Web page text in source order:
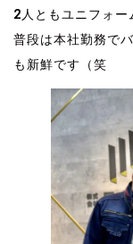
2人ともユニフォー
普段は本社勤務で
も新鮮です（笑